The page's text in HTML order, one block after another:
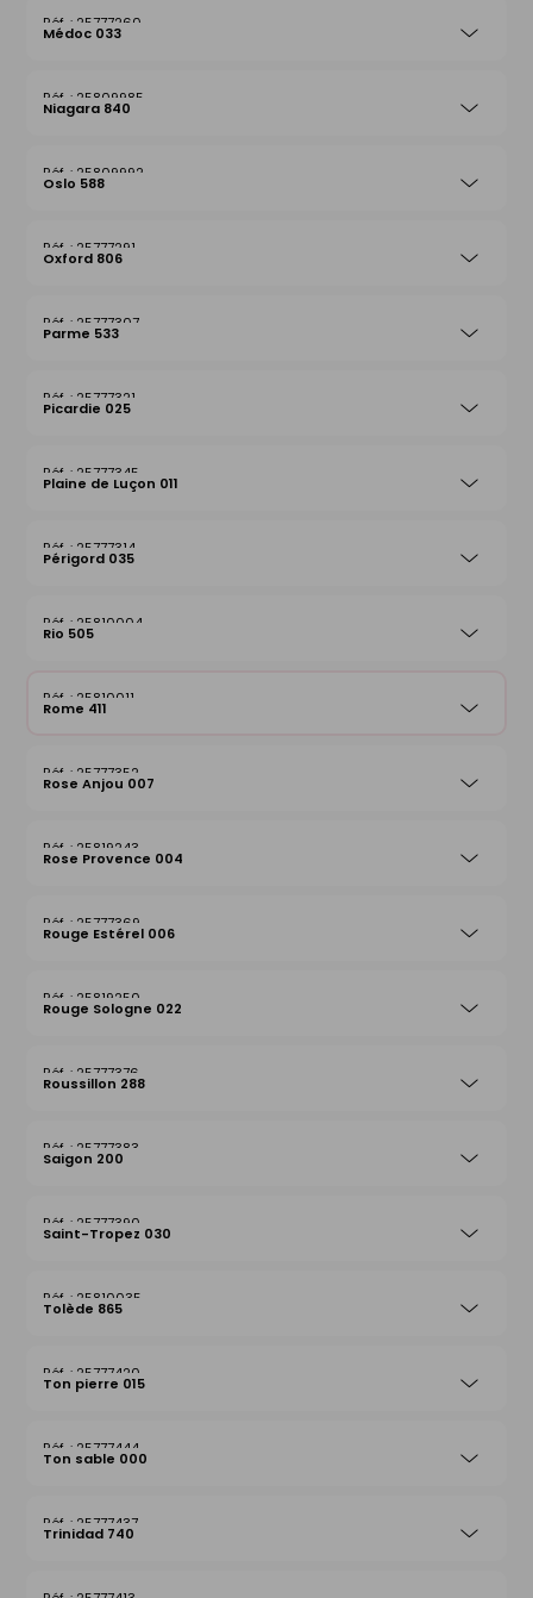
25777260
Médoc 033
25809985
Niagara 840
25809992
Oslo 588
25777291
Oxford 806
25777307
Parme 533
25777321
Picardie 025
25777345
Plaine de Luçon 011
25777314
Périgord 035
25810004
Rio 505
25810011
Rome 411
25777352
Rose Anjou 007
25819243
Rose Provence 004
25777369
Rouge Estérel 006
25819250
Rouge Sologne 022
25777376
Roussillon 288
25777383
Saigon 200
25777390
Saint-Tropez 030
25810035
Tolède 865
25777420
Ton pierre 015
25777444
Ton sable 000
25777437
Trinidad 740